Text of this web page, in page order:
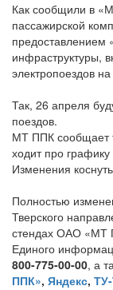
Как сообщили в
пассажирской
предоставлением
инфраструктуры,
электропоездов
Так, 26 апреля
поездов.
МТ ППК сообщает
ходит про
Изменения
Полностью
Тверского
стендах ОАО «МТ
Единого
800-775-00-00, а
ППК», Яндекс,